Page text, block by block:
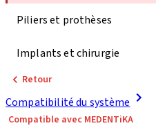
Piliers et prothèses
Implants et chirurgie
Retour
Compatibilité du système
Compatible avec MEDENTiKA